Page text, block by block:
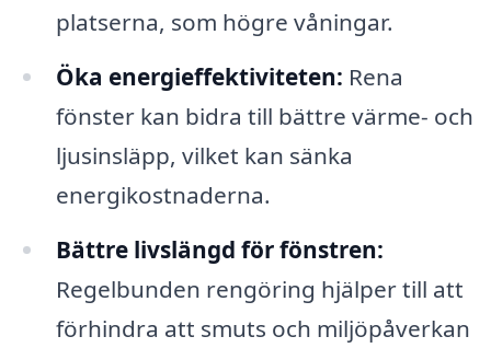
platserna, som högre våningar.
Öka energieffektiviteten: Rena
fönster kan bidra till bättre värme- och
ljusinsläpp, vilket kan sänka
energikostnaderna.
Bättre livslängd för fönstren:
Regelbunden rengöring hjälper till att
förhindra att smuts och miljöpåverkan